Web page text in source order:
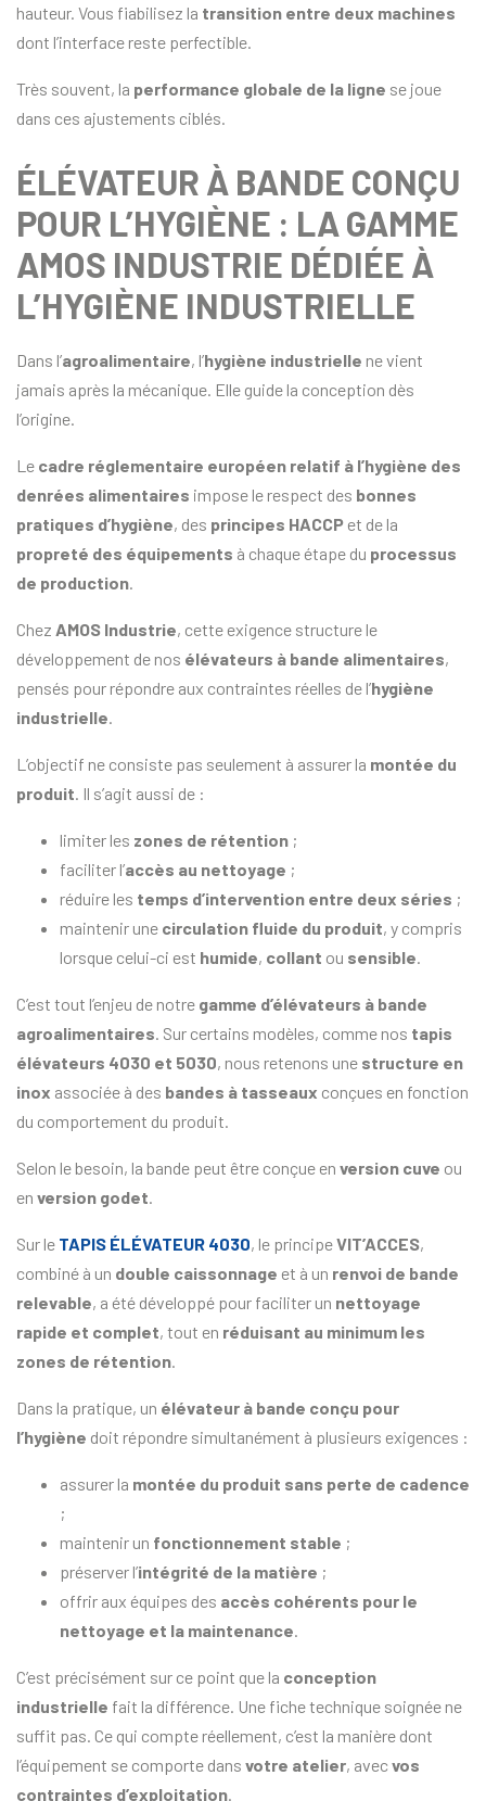
hauteur. Vous fiabilisez la transition entre deux machines
dont l’interface reste perfectible.
Très souvent, la performance globale de la ligne se joue
dans ces ajustements ciblés.
ÉLÉVATEUR À BANDE CONÇU
POUR L’HYGIÈNE : LA GAMME
AMOS INDUSTRIE DÉDIÉE À
L’HYGIÈNE INDUSTRIELLE
Dans l’agroalimentaire, l’hygiène industrielle ne vient
jamais après la mécanique. Elle guide la conception dès
l’origine.
Le cadre réglementaire européen relatif à l’hygiène des
denrées alimentaires impose le respect des bonnes
pratiques d’hygiène, des principes HACCP et de la
propreté des équipements à chaque étape du processus
de production
Chez AMOS Industrie, cette exigence structure le
développement de nos élévateurs à bande alimentaires,
pensés pour répondre aux contraintes réelles de l’hygiène
industrielle
L’objectif ne consiste pas seulement à assurer la montée du
produit . Il s’agit aussi de :
limiter les zones de rétention ;
faciliter l’accès au nettoyage ;
réduire les temps d’intervention entre deux séries ;
maintenir une circulation fluide du produit, y compris
lorsque celui-ci est humide, collant ou sensible
C’est tout l’enjeu de notre gamme d’élévateurs à bande
agroalimentaires . Sur certains modèles, comme nos tapis
élévateurs 4030 et 5030, nous retenons une structure en
inox associée à des bandes à tasseaux conçues en fonction
du comportement du produit.
Selon le besoin, la bande peut être conçue en version cuve ou
en version godet
Sur le TAPIS ÉLÉVATEUR 4030, le principeVIT’ACCES,
combiné à un double caissonnage et à un renvoi de bande
relevable, a été développé pour faciliter un nettoyage
rapide et complet, tout en réduisant au minimum les
zones de rétention
Dans la pratique, un élévateur à bande conçu pour
l’hygiène doit répondre simultanément à plusieurs exigences :
assurer la montée du produit sans perte de cadence
;
maintenir un fonctionnement stable ;
préserver l’intégrité de la matière ;
offrir aux équipes des accès cohérents pour le
nettoyage et la maintenance
C’est précisément sur ce point que la conception
industrielle fait la différence. Une fiche technique soignée ne
suffit pas. Ce qui compte réellement, c’est la manière dont
l’équipement se comporte dans votre atelier, avecvos
contraintes d’exploitation